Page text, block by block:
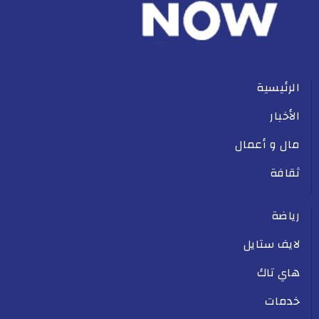
الرئيسية
الأخبار
مال و أعمال
ثقافة
رياضة
لايف ستايل
هاي تاك
خدمات